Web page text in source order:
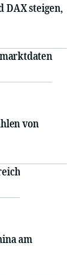
DAX steigen,
von
am